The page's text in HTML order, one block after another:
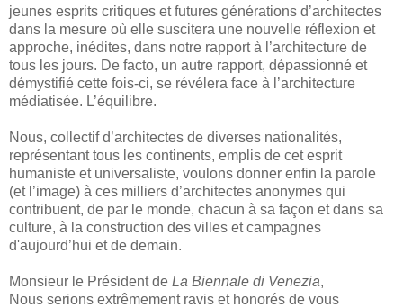
jeunes esprits critiques et futures générations d’architectes
dans la mesure où elle suscitera une nouvelle réflexion et
approche, inédites, dans notre rapport à l’architecture de
tous les jours. De facto, un autre rapport, dépassionné et
démystifié cette fois-ci, se révélera face à l’architecture
médiatisée. L’équilibre.
Nous, collectif d’architectes de diverses nationalités,
représentant tous les continents, emplis de cet esprit
humaniste et universaliste, voulons donner enfin la parole
(et l’image) à ces milliers d’architectes anonymes qui
contribuent, de par le monde, chacun à sa façon et dans sa
culture, à la construction des villes et campagnes
d'aujourd’hui et de demain.
Monsieur le Président de La Biennale di Venezia,
Nous serions extrêmement ravis et honorés de vous